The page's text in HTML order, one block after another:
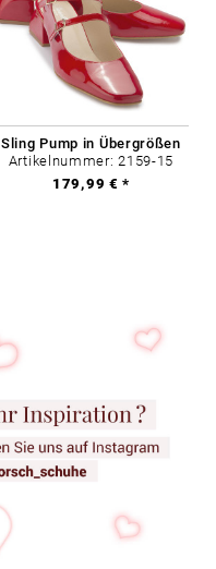
Sling Pump in Übergrößen
Artikelnummer: 2159-15
179,99 € *